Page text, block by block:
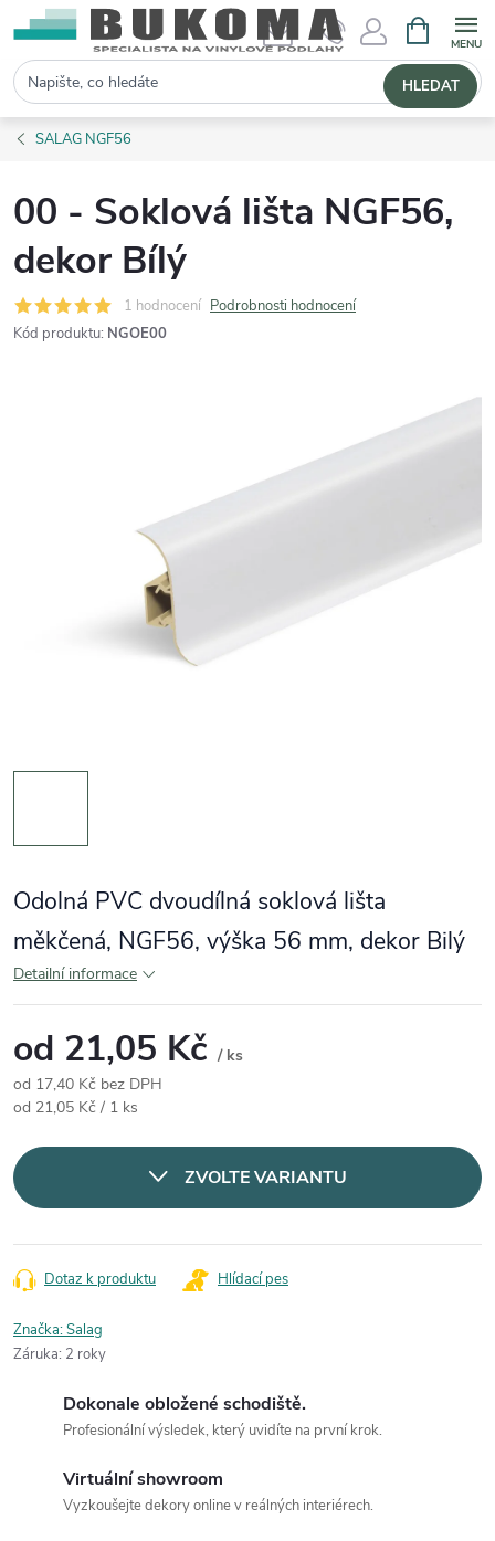
Hledat HLEDAT
SALAG NGF56
00 - Soklová lišta NGF56,
dekor Bílý
1 hodnocení Podrobnosti hodnocení
Kód produktu: NGOE00
Odolná PVC dvoudílná soklová lišta
měkčená, NGF56, výška 56 mm, dekor Bilý
Detailní informace
od 21,05 Kč / ks
od 17,40 Kč bez DPH
Měrná cena:
od 21,05 Kč / 1 ks
ZVOLTE VARIANTU
Dotaz k produktu Hlídací pes
Značka:Salag
Záruka: 2 roky
Dokonale obložené schodiště.
Profesionální výsledek, který uvidíte na první krok.
Virtuální showroom
Vyzkoušejte dekory online v reálných interiérech.